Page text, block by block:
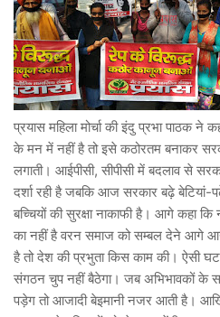
प्रयास महिला मोर्चा की इंदु प्रभा पाठक
के मन में नहीं है तो इसे कठोरतम बनाकर
लगाती। आईपीसी, सीपीसी में बदलाव से
दर्शा रही है जबकि आज सरकार बढ़े बेटियां-
बच्चियों की सुरक्षा नाकाफी है। आगे कहा कि
का नहीं है वरन समाज को सम्बल देने आगे
है तो देश की प्रभुता किस काम की। ऐसी
संगठन चुप नहीं बैठेगा। जब अभिभावकों के
पड़ेग तो आजादी बेइमानी नजर आती है।